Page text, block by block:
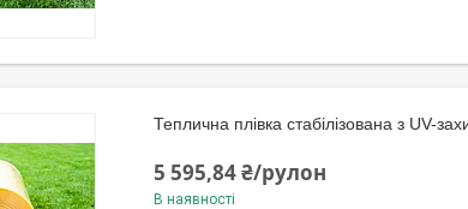
Теплична плівка стабілізована з UV-
5 595,84 ₴/рулон
В наявності